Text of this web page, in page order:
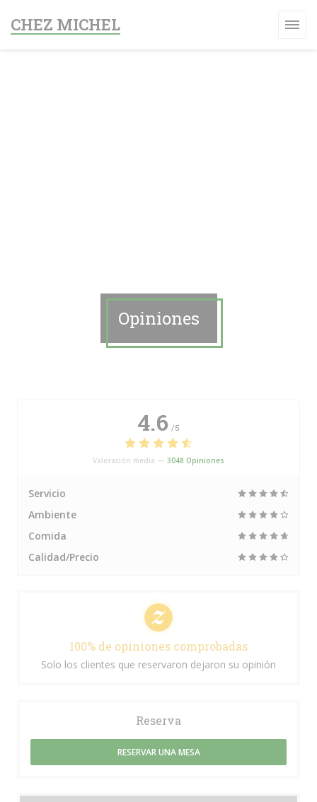
CHEZ MICHEL
Opiniones
4.6 /5
Valoración media — 3048 Opiniones
Servicio
Ambiente
Comida
Calidad/Precio
100% de opiniones comprobadas
Solo los clientes que reservaron dejaron su opinión
Reserva
RESERVAR UNA MESA